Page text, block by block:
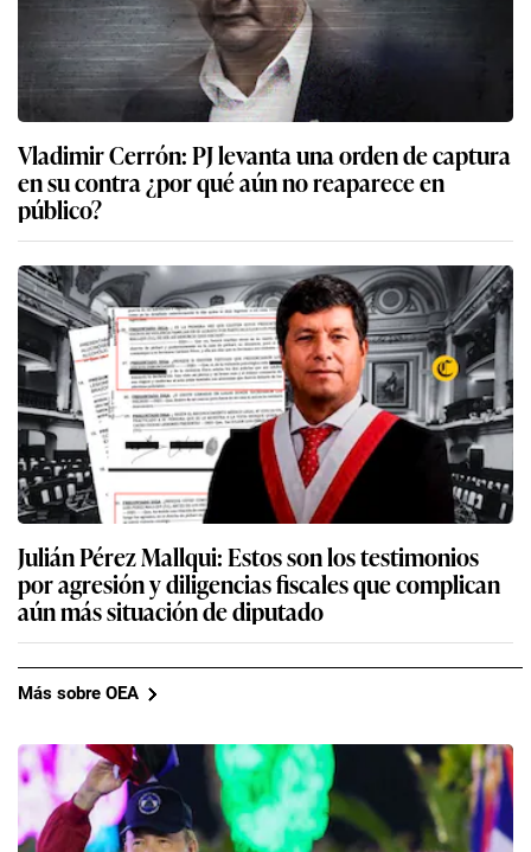
Vladimir Cerrón: PJ levanta una orden de captura
en su contra ¿por qué aún no reaparece en
público?
Julián Pérez Mallqui: Estos son los testimonios
por agresión y diligencias fiscales que complican
aún más situación de diputado
Más sobre OEA